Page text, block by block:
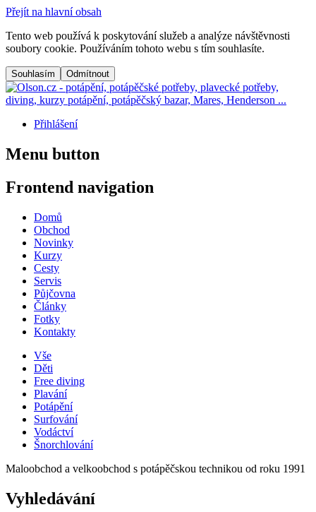
Přejít na hlavní obsah
Tento web používá k poskytování služeb a analýze návštěvnosti
soubory cookie. Používáním tohoto webu s tím souhlasíte.
Přihlášení
Menu button
Frontend navigation
Domů
Obchod
Novinky
Kurzy
Cesty
Servis
Půjčovna
Články
Fotky
Kontakty
Vše
Děti
Free diving
Plavání
Potápění
Surfování
Vodáctví
Šnorchlování
Maloobchod a velkoobchod s potápěčskou technikou od roku 1991
Vyhledávání